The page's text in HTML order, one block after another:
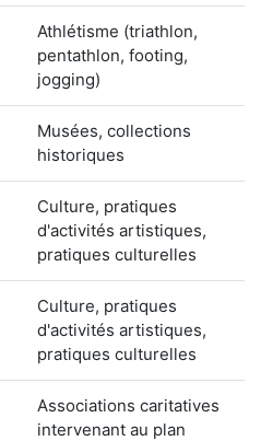
Athlétisme (triathlon,
pentathlon, footing,
jogging)
Musées, collections
historiques
Culture, pratiques
d'activités artistiques,
pratiques culturelles
Culture, pratiques
d'activités artistiques,
pratiques culturelles
Associations caritatives
intervenant au plan